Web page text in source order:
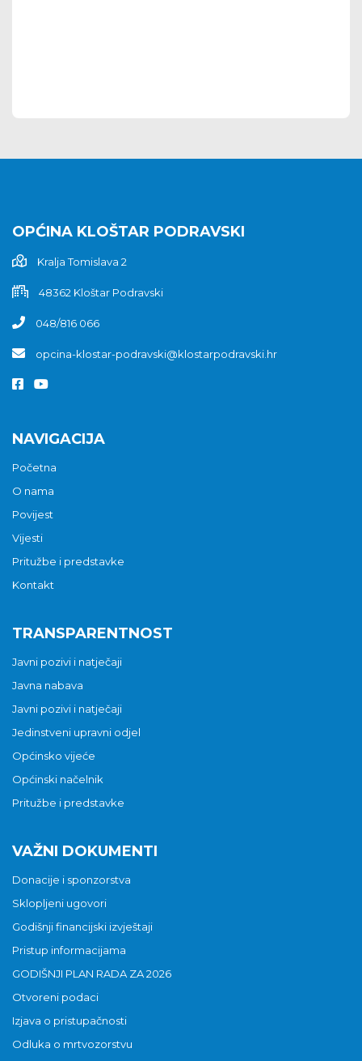
OPĆINA KLOŠTAR PODRAVSKI
Kralja Tomislava 2
48362 Kloštar Podravski
048/816 066
opcina-klostar-podravski@klostarpodravski.hr
NAVIGACIJA
Početna
O nama
Povijest
Vijesti
Pritužbe i predstavke
Kontakt
TRANSPARENTNOST
Javni pozivi i natječaji
Javna nabava
Javni pozivi i natječaji
Jedinstveni upravni odjel
Općinsko vijeće
Općinski načelnik
Pritužbe i predstavke
VAŽNI DOKUMENTI
Donacije i sponzorstva
Sklopljeni ugovori
Godišnji financijski izvještaji
Pristup informacijama
GODIŠNJI PLAN RADA ZA 2026
Otvoreni podaci
Izjava o pristupačnosti
Odluka o mrtvozorstvu